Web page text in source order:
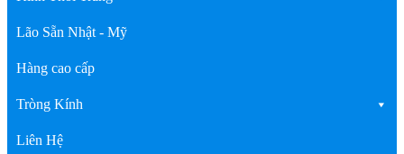
Lão Sẵn Nhật - Mỹ
Hàng cao cấp
Tròng Kính
Liên Hệ